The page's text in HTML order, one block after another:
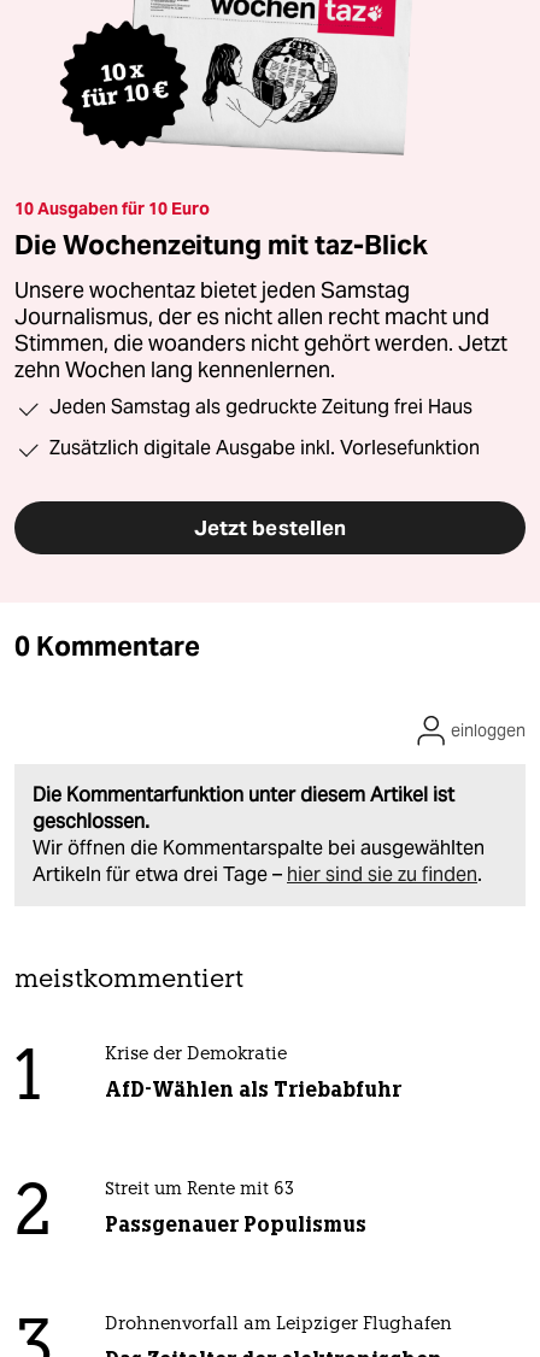
10 Ausgaben für 10 Euro
Die Wochenzeitung mit taz-Blick
Unsere wochentaz bietet jeden Samstag
Journalismus, der es nicht allen recht macht und
Stimmen, die woanders nicht gehört werden. Jetzt
zehn Wochen lang kennenlernen.
Jeden Samstag als gedruckte Zeitung frei Haus
Zusätzlich digitale Ausgabe inkl. Vorlesefunktion
Jetzt bestellen
0 Kommentare
Die Kommentarfunktion unter diesem Artikel ist
geschlossen.
Wir öffnen die Kommentarspalte bei ausgewählten
Artikeln für etwa drei Tage – hier sind sie zu finden.
einloggen
meistkommentiert
1 Krise der Demokratie
AfD-Wählen als Triebabfuhr
2 Streit um Rente mit 63
Passgenauer Populismus
Drohnenvorfall am Leipziger Flughafen